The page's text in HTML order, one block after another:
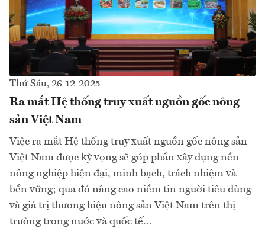
Thứ Sáu, 26-12-2025
Ra mắt Hệ thống truy xuất nguồn gốc nông
sản Việt Nam
Việc ra mắt Hệ thống truy xuất nguồn gốc nông sản
Việt Nam được kỳ vọng sẽ góp phần xây dựng nền
nông nghiệp hiện đại, minh bạch, trách nhiệm và
bền vững; qua đó nâng cao niềm tin người tiêu dùng
và giá trị thương hiệu nông sản Việt Nam trên thị
trường trong nước và quốc tế...